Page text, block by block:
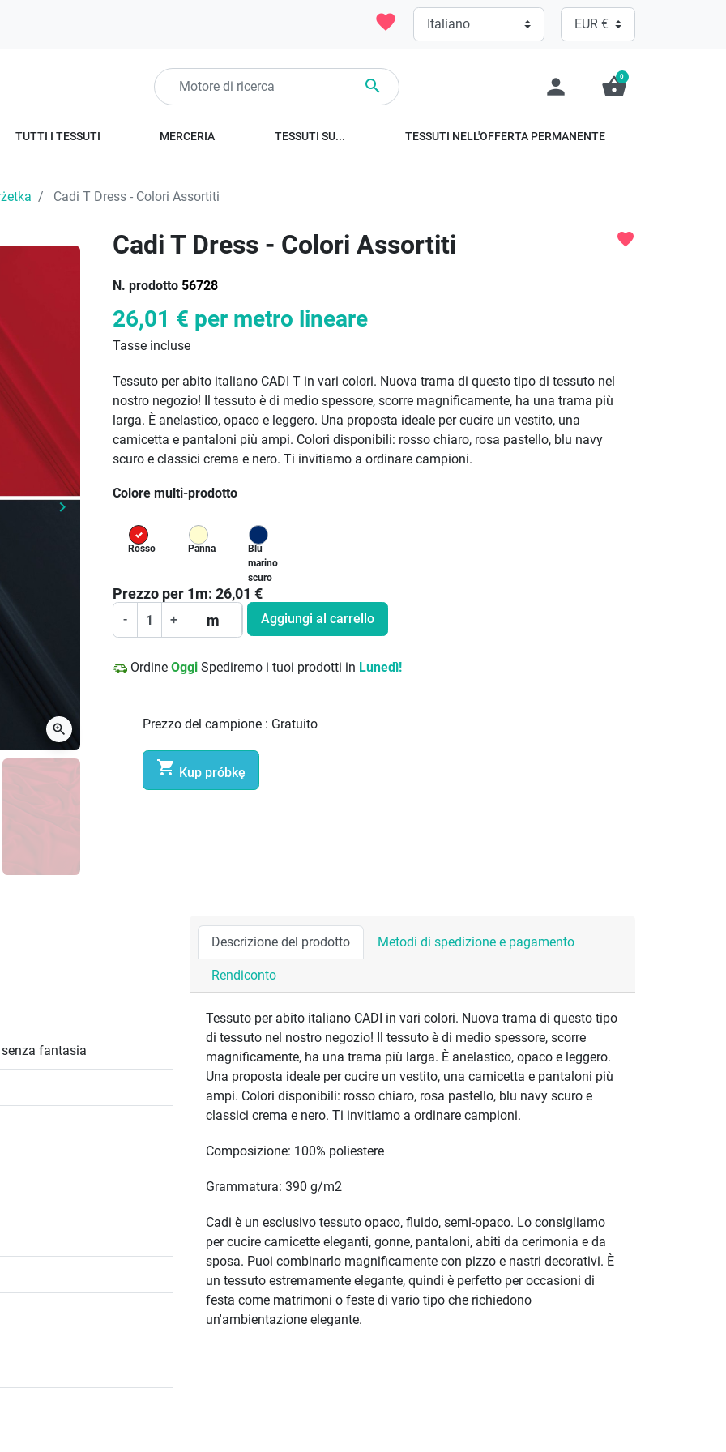
favorite
 person shopping_basket
0
TUTTI I TESSUTI MERCERIA TESSUTI SU... TESSUTI NELL'OFFERTA PERMANENTE
Cadi T Dress - Colori Assortiti
Prossimo
keyboard_arrow_right
zoom_in
Cadi T Dress - Colori Assortiti
N. prodotto 56728
favorite
26,01 € per metro lineare
Tasse incluse
Tessuto per abito italiano CADI T in vari colori. Nuova trama di questo tipo di tessuto nel
nostro negozio! Il tessuto è di medio spessore, scorre magnificamente, ha una trama più
larga. È anelastico, opaco e leggero. Una proposta ideale per cucire un vestito, una
camicetta e pantaloni più ampi. Colori disponibili: rosso chiaro, rosa pastello, blu navy
scuro e classici crema e nero. Ti invitiamo a ordinare campioni.
Colore multi-prodotto
Rosso Panna
Blu
marino
scuro
Prezzo per 1m: 26,01 €
- + m Aggiungi al carrello
Ordine Oggi Spediremo i tuoi prodotti in Lunedì!
Prezzo del campione : Gratuito
 Kup próbkę
fantasia
Descrizione del prodotto Metodi di spedizione e pagamento
Rendiconto
Tessuto per abito italiano CADI in vari colori. Nuova trama di questo tipo
di tessuto nel nostro negozio! Il tessuto è di medio spessore, scorre
magnificamente, ha una trama più larga. È anelastico, opaco e leggero.
Una proposta ideale per cucire un vestito, una camicetta e pantaloni più
ampi. Colori disponibili: rosso chiaro, rosa pastello, blu navy scuro e
classici crema e nero. Ti invitiamo a ordinare campioni.
Composizione: 100% poliestere
Grammatura: 390 g/m2
Cadi è un esclusivo tessuto opaco, fluido, semi-opaco. Lo consigliamo
per cucire camicette eleganti, gonne, pantaloni, abiti da cerimonia e da
sposa. Puoi combinarlo magnificamente con pizzo e nastri decorativi. È
un tessuto estremamente elegante, quindi è perfetto per occasioni di
festa come matrimoni o feste di vario tipo che richiedono
un'ambientazione elegante.